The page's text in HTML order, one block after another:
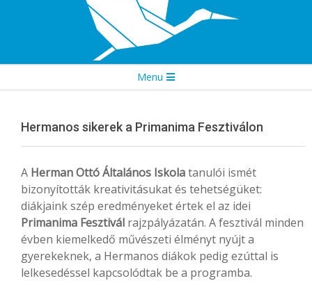
Menu
Hermanos sikerek a Primanima Fesztiválon
A Herman Ottó Általános Iskolatanulói ismét
bizonyították kreativitásukat és tehetségüket:
diákjaink szép eredményeket értek el az idei
Primanima Fesztivál rajzpályázatán. A fesztivál minden
évben kiemelkedő művészeti élményt nyújt a
gyerekeknek, a Hermanos diákok pedig ezúttal is
lelkesedéssel kapcsolódtak be a programba.